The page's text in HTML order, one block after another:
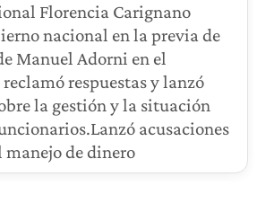
Florencia Carignano
nacional en la previa de
Manuel Adorni en el
respuestas y lanzó
la gestión y la situación
acusaciones
de dinero